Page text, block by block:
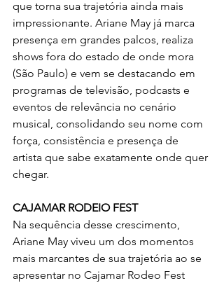
que torna sua trajetória ainda mais
impressionante. Ariane May já marca
presença em grandes palcos, realiza
shows fora do estado de onde mora
(São Paulo) e vem se destacando em
programas de televisão, podcasts e
eventos de relevância no cenário
musical, consolidando seu nome com
força, consistência e presença de
artista que sabe exatamente onde quer
chegar.
CAJAMAR RODEIO FEST
Na sequência desse crescimento,
Ariane May viveu um dos momentos
mais marcantes de sua trajetória ao se
apresentar no Cajamar Rodeo Fest